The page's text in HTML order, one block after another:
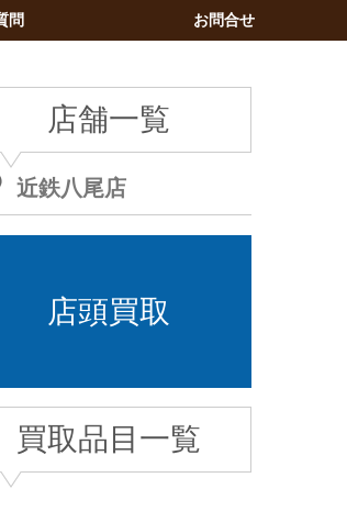
問 お問合せ
店舗一覧
近鉄八尾店
店頭買取
買取品目一覧